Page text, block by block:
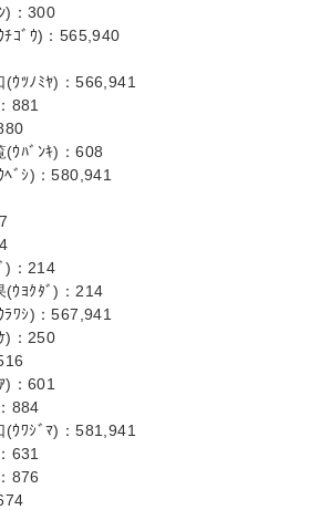
)：300
ﾁｺﾞｳ)：565,940
(ｳﾂﾉﾐﾔ)：566,941
881
(ｳﾊﾞﾝｷ)：608
ﾍﾞｼ)：580,941
)：214
(ｳﾖｸﾀﾞ)：214
ﾗﾜｼ)：567,941
)：250
)：601
884
(ｳﾜｼﾞﾏ)：581,941
631
876